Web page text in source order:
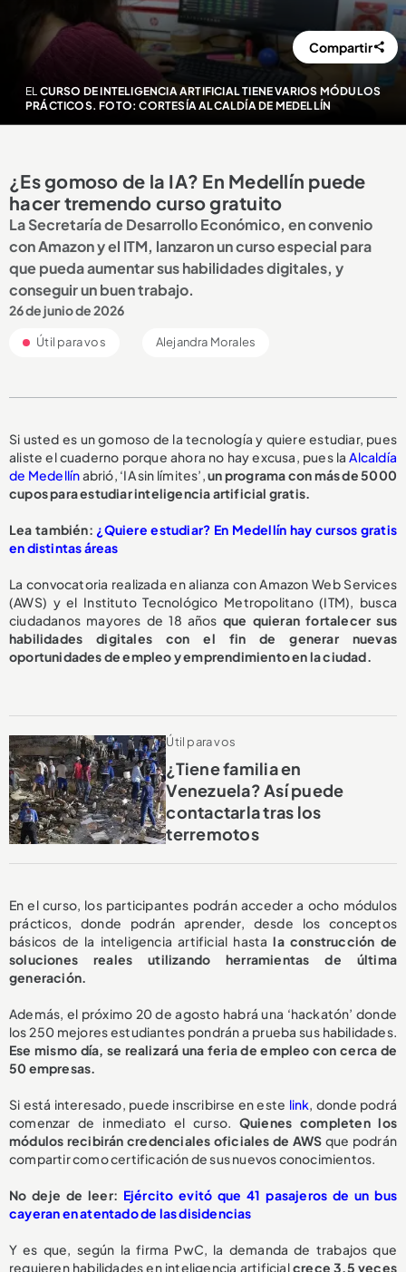
EL CURSO DE INTELIGENCIA ARTIFICIAL TIENE VARIOS MÓDULOS
PRÁCTICOS. FOTO: CORTESÍA ALCALDÍA DE MEDELLÍN
Compartir
¿Es gomoso de la IA? En Medellín puede
hacer tremendo curso gratuito
La Secretaría de Desarrollo Económico, en convenio
con Amazon y el ITM, lanzaron un curso especial para
que pueda aumentar sus habilidades digitales, y
conseguir un buen trabajo.
26 de junio de 2026
Útil para vos Alejandra Morales
Si usted es un gomoso de la tecnología y quiere estudiar, pues
aliste el cuaderno porque ahora no hay excusa, pues laAlcaldía
de Medellínabrió, ‘IA sin límites’,un programa con más de 5000
cupos para estudiar inteligencia artificial gratis.
Lea también: ¿Quiere estudiar? En Medellín hay cursos gratis
en distintas áreas
La convocatoria realizada en alianza con Amazon Web Services
(AWS) y el Instituto Tecnológico Metropolitano (ITM), busca
ciudadanos mayores de 18 años que quieran fortalecer sus
habilidades digitales con el fin de generar nuevas
oportunidades de empleo y emprendimiento en la ciudad.
Útil para vos
¿Tiene familia en
Venezuela? Así puede
contactarla tras los
terremotos
En el curso, los participantes podrán acceder a ocho módulos
prácticos, donde podrán aprender, desde los conceptos
básicos de la inteligencia artificial hasta la construcción de
soluciones reales utilizando herramientas de última
generación.
Además, el próximo 20 de agosto habrá una ‘hackatón’ donde
los 250 mejores estudiantes pondrán a prueba sus habilidades.
Ese mismo día, se realizará una feria de empleo con cerca de
50 empresas.
Si está interesado, puede inscribirse en este link, donde podrá
comenzar de inmediato el curso. Quienes completen los
módulos recibirán credenciales oficiales de AWS que podrán
compartir como certificación de sus nuevos conocimientos.
No deje de leer: Ejército evitó que 41 pasajeros de un bus
cayeran en atentado de las disidencias
Y es que, según la firma PwC, la demanda de trabajos que
requieren habilidades en inteligencia artificialcrece 3.5 veces